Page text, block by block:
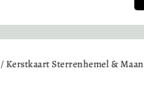
/ Kerstkaart Sterrenhemel & Maan